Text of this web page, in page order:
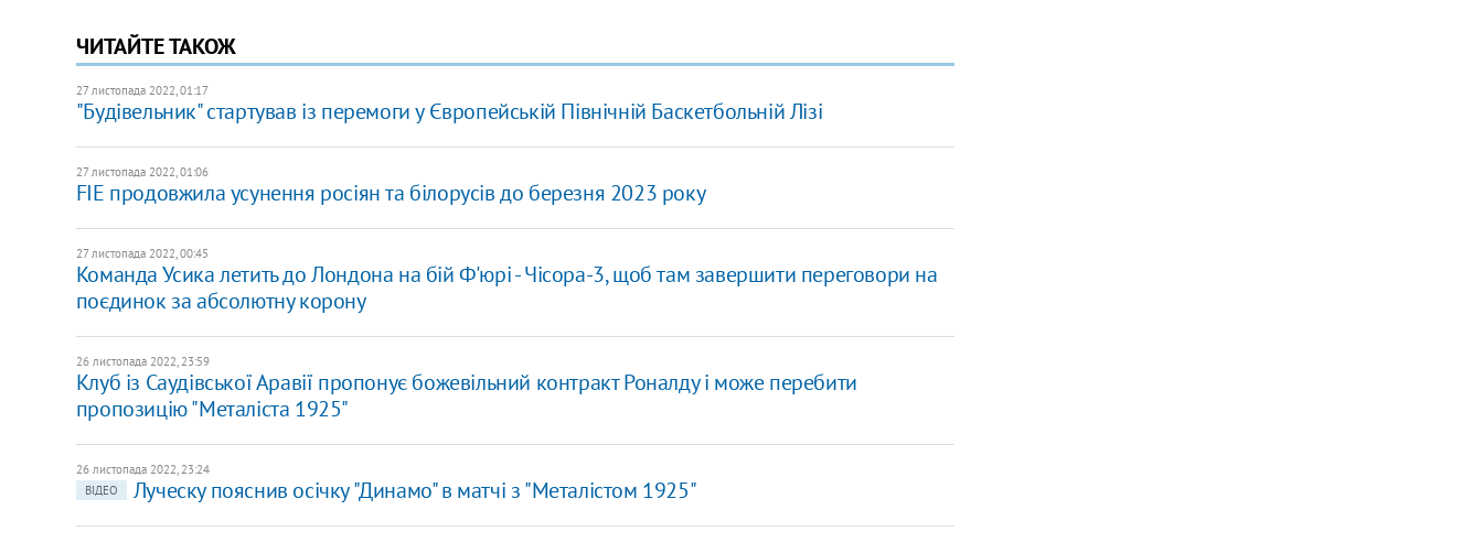
ЧИТАЙТЕ ТАКОЖ
27 листопада 2022, 01:17
"Будівельник" стартував із перемоги у Європейській Північній Баскетбольній Лізі
27 листопада 2022, 01:06
FIE продовжила усунення росіян та білорусів до березня 2023 року
27 листопада 2022, 00:45
Команда Усика летить до Лондона на бій Ф'юрі - Чісора-3, щоб там завершити переговори на
поєдинок за абсолютну корону
26 листопада 2022, 23:59
Клуб із Саудівської Аравії пропонує божевільний контракт Роналду і може перебити
пропозицію "Металіста 1925"
26 листопада 2022, 23:24
ВІДЕО
Луческу пояснив осічку "Динамо" в матчі з "Металістом 1925"